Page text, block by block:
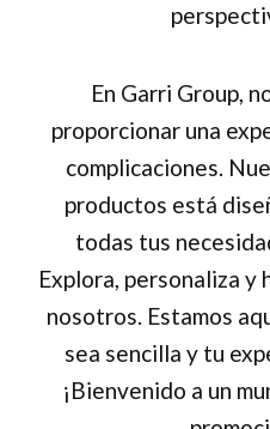
En Garri Group,
proporcionar una
complicaciones.
productos está
todas tus
Explora, personaliza y
nosotros. Estamos
sea sencilla y tu
¡Bienvenido a un